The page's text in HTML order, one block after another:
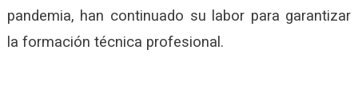
pandemia, han continuado su labor para garantizar
la formación técnica profesional.